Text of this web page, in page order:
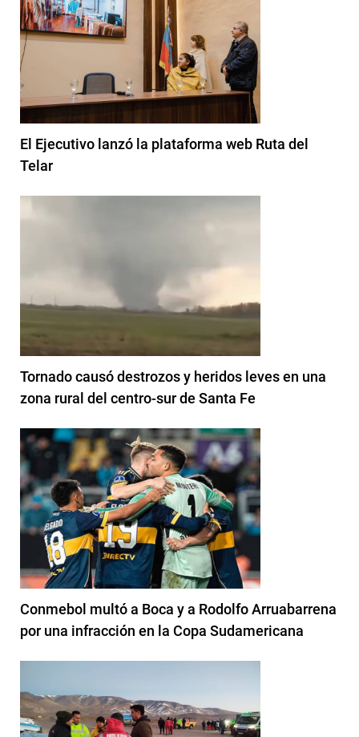
El Ejecutivo lanzó la plataforma web Ruta del
Telar
Tornado causó destrozos y heridos leves en una
zona rural del centro-sur de Santa Fe
Conmebol multó a Boca y a Rodolfo Arruabarrena
por una infracción en la Copa Sudamericana